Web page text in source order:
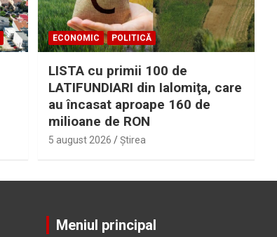
ECONOMIC POLITICĂ
LISTA cu primii 100 de
LATIFUNDIARI din Ialomiţa, care
au încasat aproape 160 de
milioane de RON
5 august 2026 Ştirea
Meniul principal